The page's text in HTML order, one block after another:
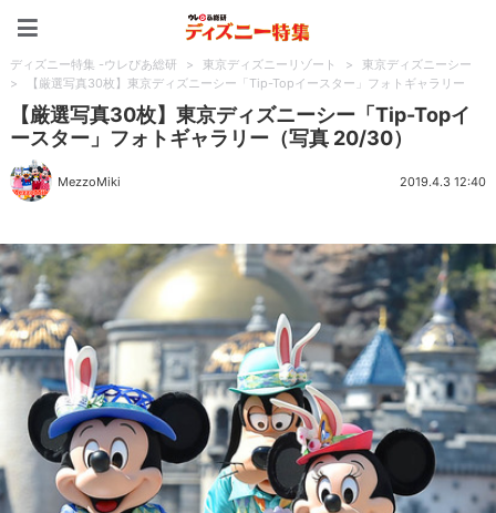
ディズニー特集 -ウレぴあ総研 > 東京ディズニーリゾート >
東京ディズニーシー
>
【厳選写真30枚】東京ディズニーシー「Tip-Topイースター」フォトギャラリー
【厳選写真30枚】東京ディズニーシー「Tip-Topイ
ースター」フォトギャラリー（写真 20/30）
MezzoMiki 2019.4.3 12:40